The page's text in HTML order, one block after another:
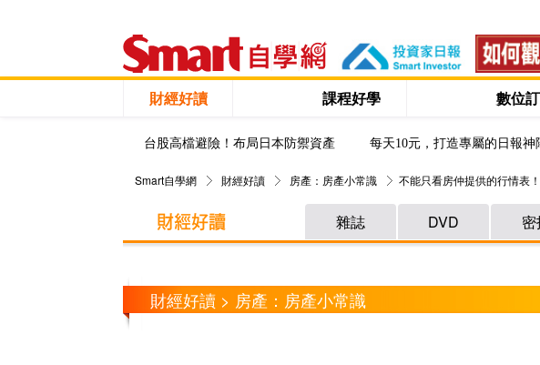
財經好讀 課程好學 數位
台股高檔避險！布局日本防禦資產 每天10元，打造專屬的日報神
Smart自學網 財經好讀 房產：房產小常識 不能只看房仲提供的行情表
雜誌 DVD
財經好讀 > 房產：房產小常識